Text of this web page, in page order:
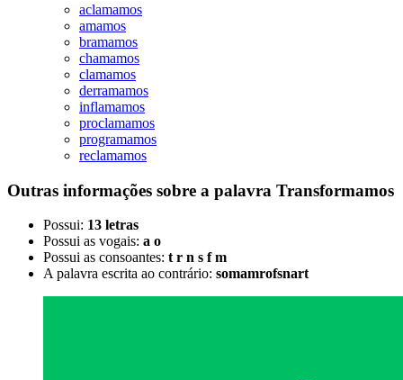
aclamamos
amamos
bramamos
chamamos
clamamos
derramamos
inflamamos
proclamamos
programamos
reclamamos
Outras informações sobre a palavra Transformamos
Possui: 13 letras
Possui as vogais: a o
Possui as consoantes: t r n s f m
A palavra escrita ao contrário: somamrofsnart